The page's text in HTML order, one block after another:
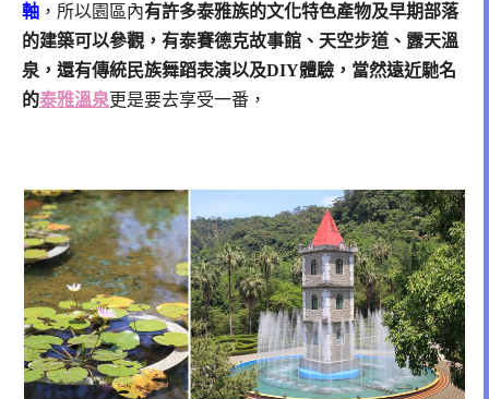
軸 ，所以園區內有許多泰雅族的文化特色產物及早期部落
的建築可以參觀，有泰賽德克故事館、天空步道、露天溫
泉， 還有傳統民族舞蹈表演以及DIY體驗，當然遠近馳名
的泰雅溫泉更是要去享受一番，